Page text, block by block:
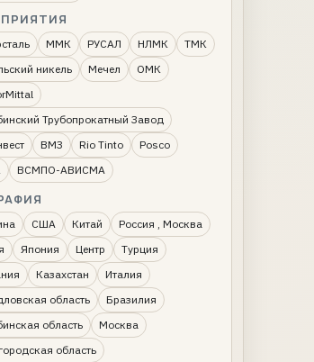
ММК РУСАЛ НЛМК
ТМК
никель
Мечел
ОМК
Трубопрокатный Завод
ВМЗ Rio Tinto
Posco
ВСМПО-АВИСМА
США Китай
Россия , Москва
Япония Центр
Турция
Казахстан
Италия
область
Бразилия
область
Москва
область